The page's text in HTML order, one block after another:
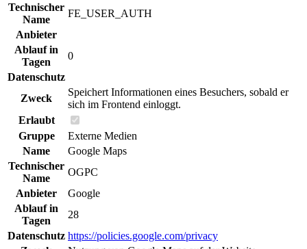
Technischer
Name
FE_USER_AUTH
Anbieter
Ablauf in
Tagen
0
Datenschutz
Zweck
Speichert Informationen eines Besuchers, sobald er
sich im Frontend einloggt.
Erlaubt
Gruppe
Externe Medien
Name
Google Maps
Technischer
Name
OGPC
Anbieter
Google
Ablauf in
Tagen
28
Datenschutz https://policies.google.com/privacy